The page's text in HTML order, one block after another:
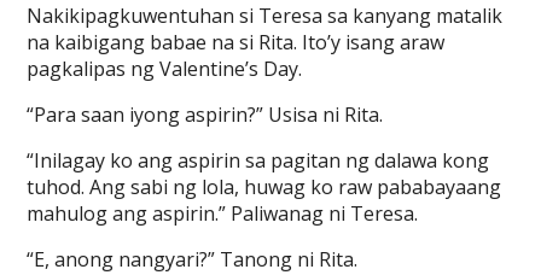
Nakikipagkuwentuhan si Teresa sa kanyang matalik
na kaibigang babae na si Rita. Ito’y isang araw
pagkalipas ng Valentine’s Day.
“Para saan iyong aspirin?” Usisa ni Rita.
“Inilagay ko ang aspirin sa pagitan ng dalawa kong
tuhod. Ang sabi ng lola, huwag ko raw pababayaang
mahulog ang aspirin.” Paliwanag ni Teresa.
“E, anong nangyari?” Tanong ni Rita.